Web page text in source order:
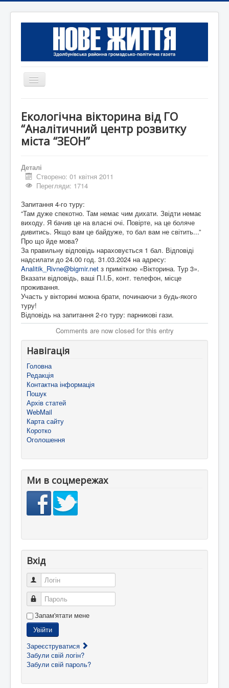
Перемикач
Редакція
Контактна інформація
Оголошення
Екологічна вікторина від ГО
“Аналітичний центр розвитку
міста “ЗЕОН”
Деталі
Створено: 01 квітня 2011
Перегляди: 1714
Запитання 4-го туру:
“Там дуже спекотно. Там немає чим дихати. Звідти немає
виходу. Я бачив це на власні очі. Повірте, на це боляче
дивитись. Якщо вам це байдуже, то бал вам не світить...”
Про що йде мова?
За правильну відповідь нараховується 1 бал. Відповіді
надсилати до 24.00 год. 31.03.2024 на адресу:
Analitik_Rivne@bigmir.net з приміткою «Вікторина. Тур 3».
Вказати відповідь, ваші П.І.Б, конт. телефон, місце
проживання.
Участь у вікторині можна брати, починаючи з будь-якого
туру!
Відповідь на запитання 2-го туру: парникові гази.
Comments are now closed for this entry
Навігація
Головна
Редакція
Контактна інформація
Пошук
Архів статей
WebMail
Карта сайту
Коротко
Оголошення
Ми в соцмережах
Вхід
Логін
Пароль
Запам'ятати мене
Увійти
Зареєструватися
Забули свій логін?
Забули свій пароль?